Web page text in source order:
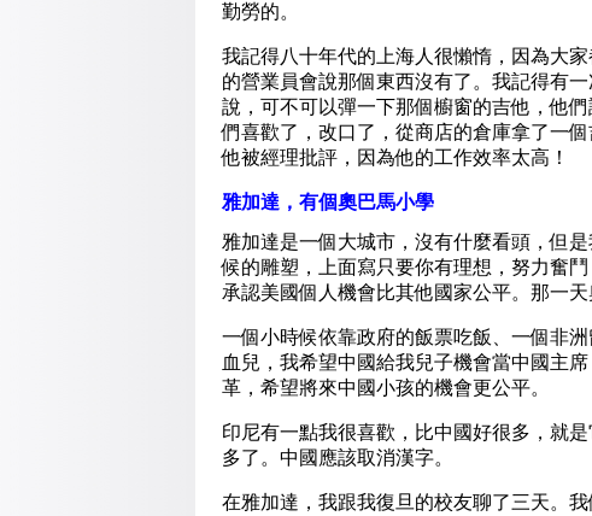
勤勞的。
我記得八十年代的上海人很懶惰，因為大
的營業員會說那個東西沒有了。我記得有
說，可不可以彈一下那個櫥窗的吉他，他
們喜歡了，改口了，從商店的倉庫拿了一
他被經理批評，因為他的工作效率太高！
雅加達，有個奧巴馬小學
雅加達是一個大城市，沒有什麼看頭，但
候的雕塑，上面寫只要你有理想，努力奮
承認美國個人機會比其他國家公平。那一
一個小時候依靠政府的飯票吃飯、一個非
血兒，我希望中國給我兒子機會當中國主
革，希望將來中國小孩的機會更公平。
印尼有一點我很喜歡，比中國好很多，就
多了。中國應該取消漢字。
在雅加達，我跟我復旦的校友聊了三天。